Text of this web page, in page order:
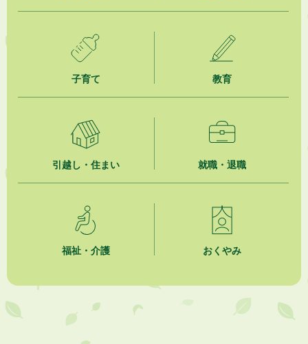
掛川市広告入り窓口封筒無償提供者募集
市民の勇気ある応急手当に感謝状を贈呈しました
2026年8月4日
夏季休暇期間 開業医等診療予定
「水道カルテ」の公表について
2026年8月3日
【参加者募集】プロ棋士から学ぼう！はじめての将棋教室
子育て 教育
引越し・住まい 就職・退職
福祉・介護 おくやみ